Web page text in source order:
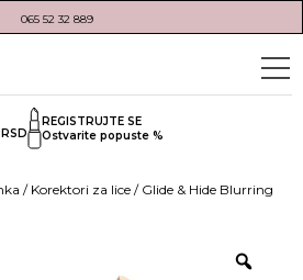
065 52 32 889
REGISTRUJTE SE
Ostvarite popuste %
/ Korektori za lice / Glide & Hide Blurring